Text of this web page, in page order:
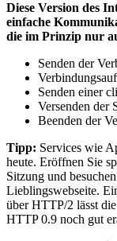
Diese Version des
einfache
die im Prinzip nur
Senden der
Senden einer
Versenden der
Beenden der
Tipp: Services wie
heute. Eröffnen Sie
Sitzung und
Lieblingswebseite.
über HTTP/2 lässt
HTTP 0.9 noch gut